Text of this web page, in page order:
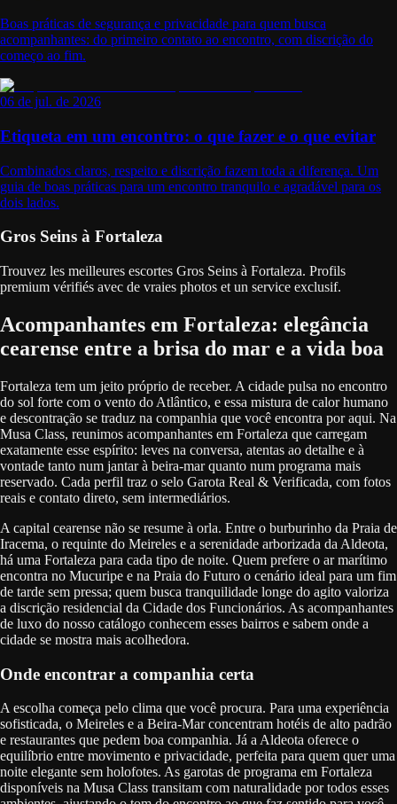
Boas práticas de segurança e privacidade para quem busca
acompanhantes: do primeiro contato ao encontro, com discrição do
começo ao fim.
06 de jul. de 2026
Etiqueta em um encontro: o que fazer e o que evitar
Combinados claros, respeito e discrição fazem toda a diferença. Um
guia de boas práticas para um encontro tranquilo e agradável para os
dois lados.
Gros Seins à Fortaleza
Trouvez les meilleures escortes Gros Seins à Fortaleza. Profils
premium vérifiés avec de vraies photos et un service exclusif.
Acompanhantes em Fortaleza: elegância
cearense entre a brisa do mar e a vida boa
Fortaleza tem um jeito próprio de receber. A cidade pulsa no encontro
do sol forte com o vento do Atlântico, e essa mistura de calor humano
e descontração se traduz na companhia que você encontra por aqui. Na
Musa Class, reunimos acompanhantes em Fortaleza que carregam
exatamente esse espírito: leves na conversa, atentas ao detalhe e à
vontade tanto num jantar à beira-mar quanto num programa mais
reservado. Cada perfil traz o selo Garota Real & Verificada, com fotos
reais e contato direto, sem intermediários.
A capital cearense não se resume à orla. Entre o burburinho da Praia de
Iracema, o requinte do Meireles e a serenidade arborizada da Aldeota,
há uma Fortaleza para cada tipo de noite. Quem prefere o ar marítimo
encontra no Mucuripe e na Praia do Futuro o cenário ideal para um fim
de tarde sem pressa; quem busca tranquilidade longe do agito valoriza
a discrição residencial da Cidade dos Funcionários. As acompanhantes
de luxo do nosso catálogo conhecem esses bairros e sabem onde a
cidade se mostra mais acolhedora.
Onde encontrar a companhia certa
A escolha começa pelo clima que você procura. Para uma experiência
sofisticada, o Meireles e a Beira-Mar concentram hotéis de alto padrão
e restaurantes que pedem boa companhia. Já a Aldeota oferece o
equilíbrio entre movimento e privacidade, perfeita para quem quer uma
noite elegante sem holofotes. As garotas de programa em Fortaleza
disponíveis na Musa Class transitam com naturalidade por todos esses